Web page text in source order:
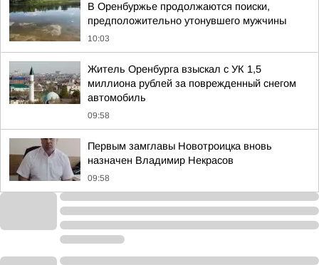
В Оренбуржье продолжаются поиски,
предположительно утонувшего мужчины
10:03
Житель Оренбурга взыскал с УК 1,5
миллиона рублей за поврежденный снегом
автомобиль
09:58
Первым замглавы Новотроицка вновь
назначен Владимир Некрасов
09:58